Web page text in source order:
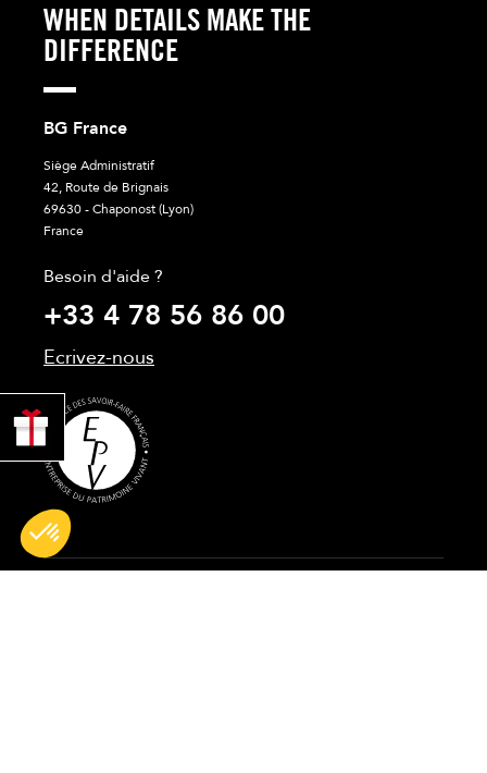
PROFITER
DE 10% !
WHEN DETAILS MAKE THE
DIFFERENCE
BG France
Siège Administratif
42, Route de Brignais
69630 - Chaponost (Lyon)
France
Besoin d'aide ?
+33 4 78 56 86 00
Ecrivez-nous